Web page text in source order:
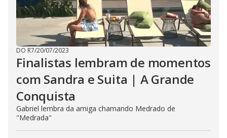
DO R7/20/07/2023
Finalistas lembram de momentos
com Sandra e Suita | A Grande
Conquista
Gabriel lembra da amiga chamando Medrado de
"Medrada"